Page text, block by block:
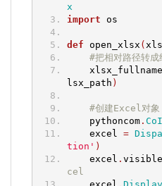
x
import os
def open_xlsx (
#把相对路径转成
xlsx_fullname
lsx_path )
#创建Excel对象
pythoncom.
excel =
tion' )
excel . visible
cel
excel .